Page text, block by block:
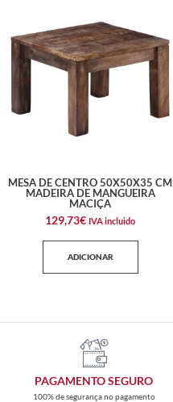
MESA DE CENTRO 50X50X35 CM
MADEIRA DE MANGUEIRA
MACIÇA
129,73€ IVA incluido
ADICIONAR
PAGAMENTO SEGURO
100% de segurança no pagamento